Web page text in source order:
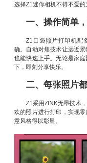
选择Z1迷你相机不得不爱的
一、操作简单
Z1口袋照片打印机配
确。自动对焦技术让远近
也能快速上手。无论是家
下，即刻分享快乐。
二、每张照片
Z1采用ZINK无墨技术
欢的照片进行打印，实现
意风格得以彰显。